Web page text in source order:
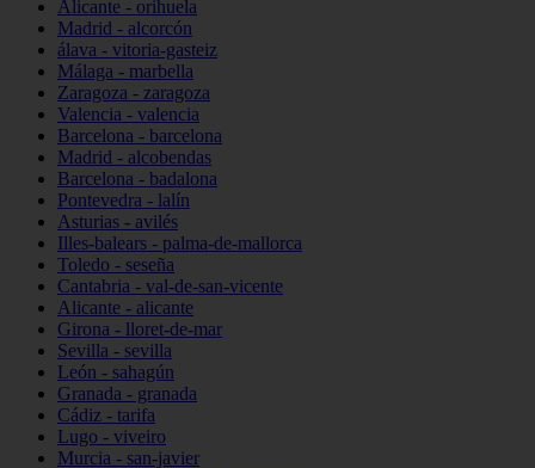
Alicante - orihuela
Madrid - alcorcón
álava - vitoria-gasteiz
Málaga - marbella
Zaragoza - zaragoza
Valencia - valencia
Barcelona - barcelona
Madrid - alcobendas
Barcelona - badalona
Pontevedra - lalín
Asturias - avilés
Illes-balears - palma-de-mallorca
Toledo - seseña
Cantabria - val-de-san-vicente
Alicante - alicante
Girona - lloret-de-mar
Sevilla - sevilla
León - sahagún
Granada - granada
Cádiz - tarifa
Lugo - viveiro
Murcia - san-javier